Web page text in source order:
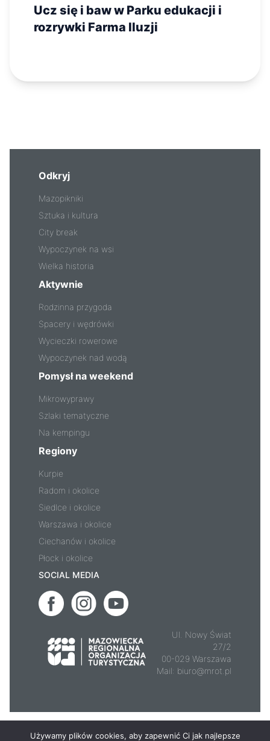
Ucz się i baw w Parku edukacji i
rozrywki Farma Iluzji
Odkryj
Mazopikniki
Sztuka i kultura
City break
Wypoczynek na wsi
Wielka historia
Aktywnie
Rodzinna przygoda
Spacery i wędrówki
Wycieczki rowerowe
Wypoczynek nad wodą
Pomysł na weekend
Mikrowyprawy
Szlaki tematyczne
Na kempingu
Regiony
Kurpie
Radom i okolice
Siedlce i okolice
Warszawa i okolice
Ciechanów i okolice
Płock i okolice
SOCIAL MEDIA
Ul. Nowy Świat
27/2
00-029 Warszawa
Mail: biuro@mrot.pl
Używamy plików cookies, aby zapewnić Ci jak najlepsze